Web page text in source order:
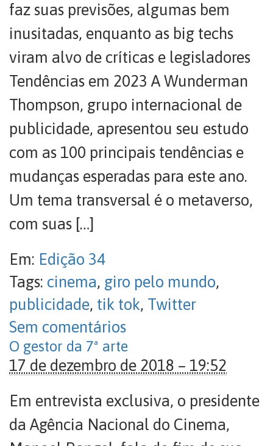
faz suas previsões, algumas bem
inusitadas, enquanto as big techs
viram alvo de críticas e legisladores
Tendências em 2023 A Wunderman
Thompson, grupo internacional de
publicidade, apresentou seu estudo
com as 100 principais tendências e
mudanças esperadas para este ano.
Um tema transversal é o metaverso,
com suas […]
Em: Edição 34
Tags: cinema, giro pelo mundo,
publicidade, tik tok, Twitter
Sem comentários
O gestor da 7ª arte
17 de dezembro de 2018 – 19:52
Em entrevista exclusiva, o presidente
da Agência Nacional do Cinema,